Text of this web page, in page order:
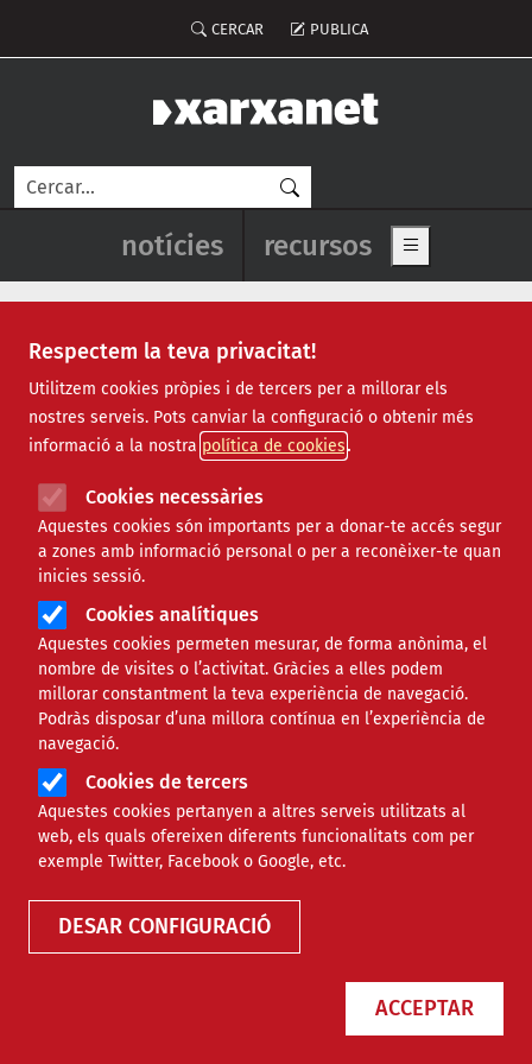
Respectem la teva privacitat!
Utilitzem cookies pròpies i de tercers per a millorar els
nostres serveis. Pots canviar la configuració o obtenir més
informació a la nostra política de cookies
Cookies necessàries
Aquestes cookies són importants per a donar-te accés segur
a zones amb informació personal o per a reconèixer-te quan
inicies sessió.
Cookies analítiques
Aquestes cookies permeten mesurar, de forma anònima, el
nombre de visites o l’activitat. Gràcies a elles podem
millorar constantment la teva experiència de navegació.
Podràs disposar d’una millora contínua en l’experiència de
navegació.
Cookies de tercers
Aquestes cookies pertanyen a altres serveis utilitzats al
web, els quals ofereixen diferents funcionalitats com per
exemple Twitter, Facebook o Google, etc.
DESAR CONFIGURACIÓ
ACCEPTAR
Menú del compte d'usuari
CERCAR PUBLICA
Cerca
Navegació principal de
notícies recursos Show main
Recursos
Tots | Econòmic | Jurídic | Projectes | Tecnològic |
Formació | Finançament | Biblioteca |
Ofertes de feina
Webinars
Finançament
Tipus